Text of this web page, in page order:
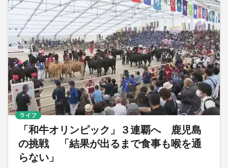
「和牛オリンピック」３連覇へ 鹿児島
の挑戦 「結果が出るまで食事も喉を通
らない」
ライフ